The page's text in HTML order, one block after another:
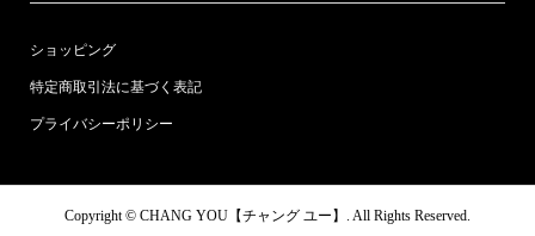
ショッピング
特定商取引法に基づく表記
プライバシーポリシー
Copyright © CHANG YOU【チャング ユー】. All Rights Reserved.